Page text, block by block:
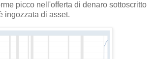
picco nell'offerta di denaro sottoscritto
ingozzata di asset.